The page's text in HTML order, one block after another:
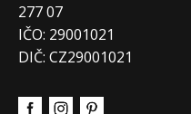
277 07
IČO: 29001021
DIČ: CZ29001021